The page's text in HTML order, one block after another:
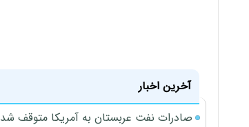
آخرین اخبار
صادرات نفت عربستان به آمریکا متوقف شد